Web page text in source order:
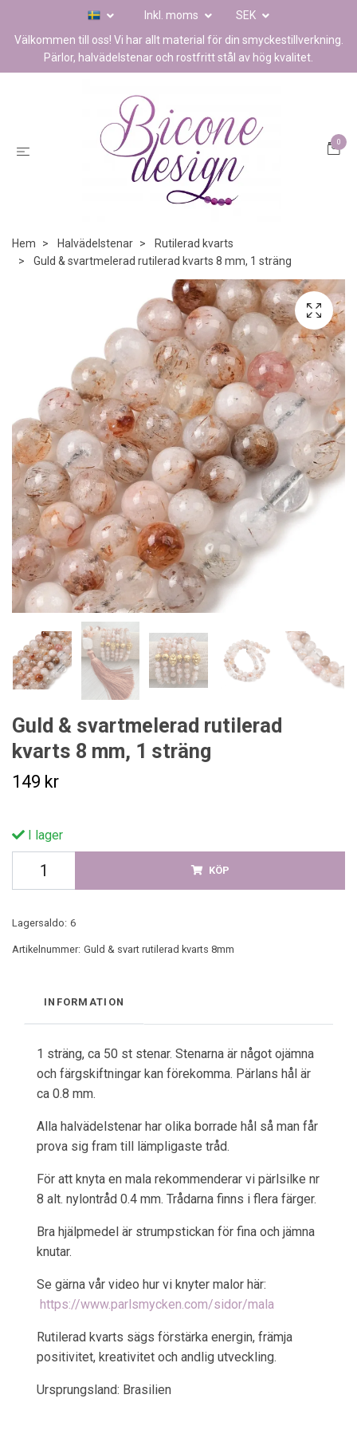
Inkl. moms
SEK
Välkommen till oss! Vi har allt material för din smyckestillverkning.
Pärlor, halvädelstenar och rostfritt stål av hög kvalitet.
0
Hem Halvädelstenar
Rutilerad kvarts
Guld & svartmelerad rutilerad kvarts 8 mm, 1 sträng
Guld & svartmelerad rutilerad
kvarts 8 mm, 1 sträng
149 kr
I lager
KÖP
Lagersaldo: 6
Artikelnummer: Guld & svart rutilerad kvarts 8mm
INFORMATION
1 sträng, ca 50 st stenar. Stenarna är något ojämna
och färgskiftningar kan förekomma. Pärlans hål är
ca 0.8 mm.
Alla halvädelstenar har olika borrade hål så man får
prova sig fram till lämpligaste tråd.
För att knyta en mala rekommenderar vi pärlsilke nr
8 alt. nylontråd 0.4 mm. Trådarna finns i flera färger.
Bra hjälpmedel är strumpstickan för fina och jämna
knutar.
Se gärna vår video hur vi knyter malor här:
https://www.parlsmycken.com/sidor/mala
Rutilerad kvarts sägs förstärka energin, främja
positivitet, kreativitet och andlig utveckling.
Ursprungsland: Brasilien